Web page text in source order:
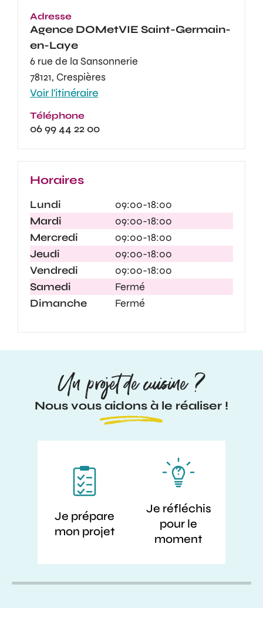
Adresse
Agence DOMetVIE Saint-Germain-
en-Laye
6 rue de la Sansonnerie
78121, Crespières
Voir l'itinéraire
Téléphone
06 99 44 22 00
Horaires
Lundi
09:00-18:00
Mardi
09:00-18:00
Mercredi
09:00-18:00
Jeudi
09:00-18:00
Vendredi
09:00-18:00
Samedi
Fermé
Dimanche
Fermé
Un projet de cuisine ?
Nous vous aidons à le réaliser !
Je prépare
mon projet
Je réfléchis
pour le
moment